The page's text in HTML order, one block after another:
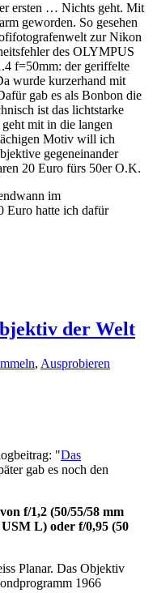
ersten … Nichts geht. Mit
geworden. So gesehen
zur Nikon
des OLYMPUS
f=50mm: der geriffelte
wurde kurzerhand mit
gab es als Bonbon die
ist das lichtstarke
mit in die langen
Motiv will ich
gegeneinander
20 Euro fürs 50er O.K.
im
Euro hatte ich dafür
der Welt
, Ausprobieren
"Das
gab es noch den
f/1,2 (50/55/58 mm
L) oder f/0,95 (50
Planar. Das Objektiv
1966